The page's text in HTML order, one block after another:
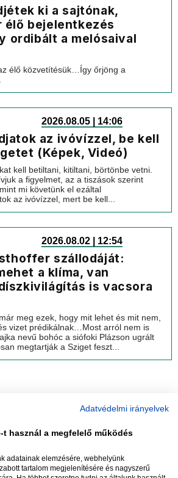
ki a sajtónak,
élő bejelentkezés
ordibált a melósaival
élő közvetítésük…Így őrjöng a
2026.08.05 | 14:06
az ivóvízzel, be kell
(Képek, Videó)
kell betiltani, kitiltani, börtönbe vetni.
a figyelmet, az a tiszások szerint
mi követünk el ezáltal
az ivóvízzel, mert be kell...
2026.08.02 | 12:54
szállodáját:
a klíma, van
is vacsora
meg ezek, hogy mit lehet és mit nem,
vizet prédikálnak…Most arról nem is
nevű bohóc a siófoki Plázson ugrált
megtartják a Sziget feszt...
Adatvédelmi irányelvek
használ a megfelelő működés
adatainak elemzésére, webhelyünk
tartalom megjelenítésére és nagyszerű